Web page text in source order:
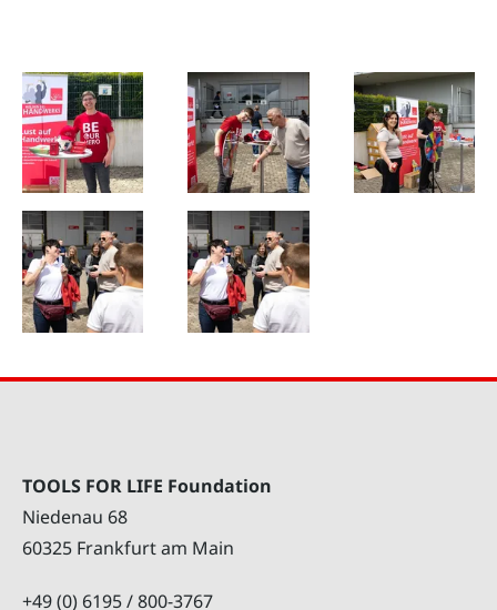
TOOLS FOR LIFE Foundation
Niedenau 68
60325 Frankfurt am Main
+49 (0) 6195 / 800-3767